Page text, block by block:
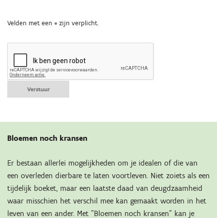
Velden met een * zijn verplicht.
Verstuur
Bloemen noch kransen
Er bestaan allerlei mogelijkheden om je idealen of die van
een overleden dierbare te laten voortleven. Niet zoiets als een
tijdelijk boeket, maar een laatste daad van deugdzaamheid
waar misschien het verschil mee kan gemaakt worden in het
leven van een ander. Met "Bloemen noch kransen" kan je